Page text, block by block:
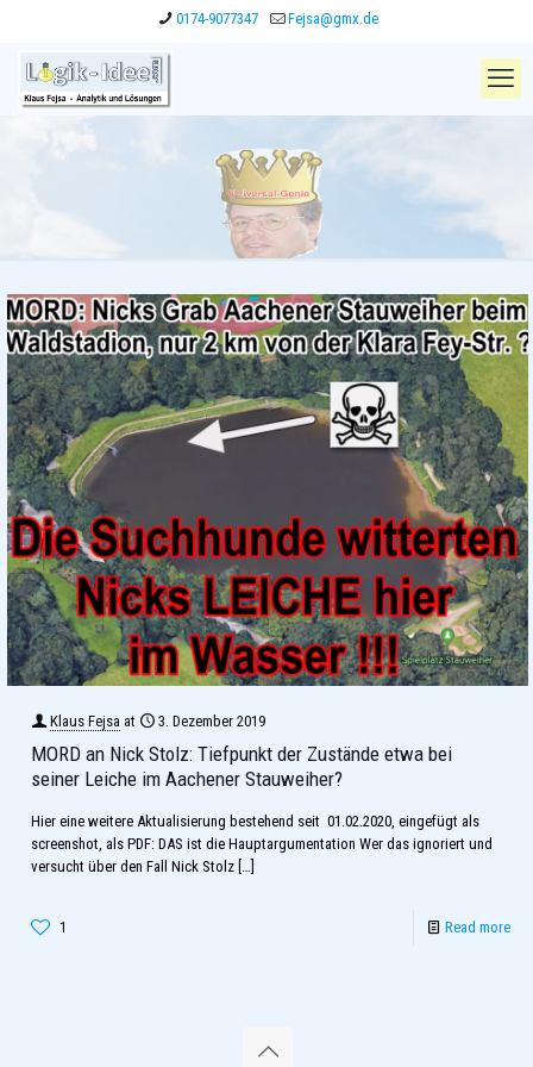
0174-9077347 Fejsa@gmx.de
Klaus Fejsa at 3. Dezember 2019
MORD an Nick Stolz: Tiefpunkt der Zustände etwa bei
seiner Leiche im Aachener Stauweiher?
Hier eine weitere Aktualisierung bestehend seit 01.02.2020, eingefügt als
screenshot, als PDF: DAS ist die Hauptargumentation Wer das ignoriert und
versucht über den Fall Nick Stolz […]
1 Read more